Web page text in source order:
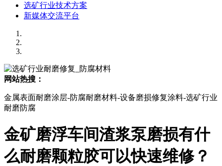
选矿行业技术方案
新媒体交流平台
网站热搜：
金属表面耐磨涂层-防腐耐磨材料-设备磨损修复涂料-选矿行业
耐磨防腐
金矿磨浮车间渣浆泵磨损有什
么耐磨颗粒胶可以快速维修？